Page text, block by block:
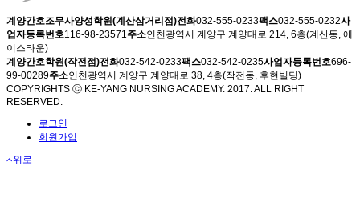
계양간호조무사양성학원(계산삼거리점)전화032-555-0233팩스032-555-0232사
업자등록번호116-98-23571 주소인천광역시 계양구 계양대로 214, 6층(계산동, 에
이스타운)
계양간호학원(작전점)전화032-542-0233팩스032-542-0235사업자등록번호696-
99-00289주소인천광역시 계양구 계양대로 38, 4층(작전동, 후현빌딩)
COPYRIGHTS ⓒ KE-YANG NURSING ACADEMY. 2017. ALL RIGHT
RESERVED.
로그인
회원가입
위로